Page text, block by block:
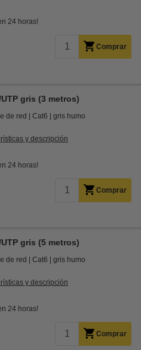
24 horas!
Comprar
gris (3 metros)
de red Cat6 gris humo
y descripción
24 horas!
Comprar
gris (5 metros)
de red Cat6 gris humo
y descripción
24 horas!
Comprar